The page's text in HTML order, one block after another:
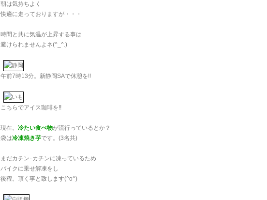
朝は気持ちよく
快適に走っておりますが・・・
時間と共に気温が上昇する事は
避けられませんよネ(^_^.)
午前7時13分。新静岡SAで休憩を!!
こちらでアイス珈琲を!!
現在。 冷たい食べ物が流行っているとか？
袋は冷凍焼き芋です。(3名共)
まだカチン･カチンに凍っているため
バイクに乗せ解凍をし
後程。頂く事と致します(^o^)